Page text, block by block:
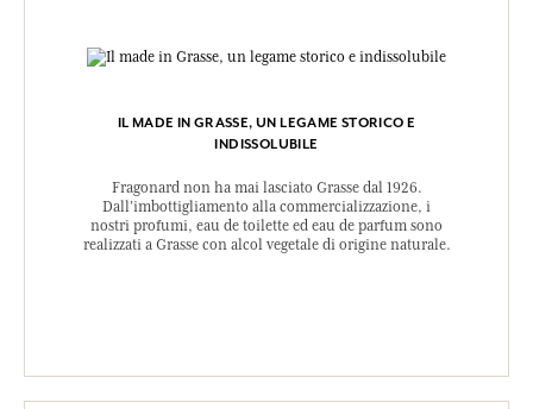
IL MADE IN GRASSE, UN LEGAME STORICO E
INDISSOLUBILE
Fragonard non ha mai lasciato Grasse dal 1926.
Dall’imbottigliamento alla commercializzazione, i
nostri profumi, eau de toilette ed eau de parfum sono
realizzati a Grasse con alcol vegetale di origine naturale.